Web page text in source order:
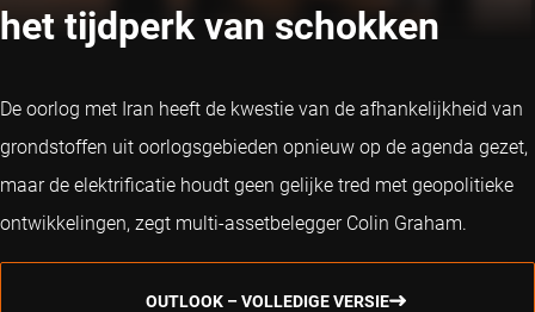
het tijdperk van schokken
De oorlog met Iran heeft de kwestie van de afhankelijkheid van
grondstoffen uit oorlogsgebieden opnieuw op de agenda gezet,
maar de elektrificatie houdt geen gelijke tred met geopolitieke
ontwikkelingen, zegt multi-assetbelegger Colin Graham.
OUTLOOK – VOLLEDIGE VERSIE